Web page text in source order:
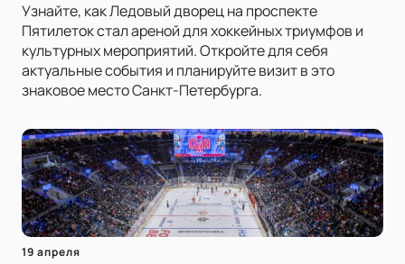
Узнайте, как Ледовый дворец на проспекте
Пятилеток стал ареной для хоккейных триумфов и
культурных мероприятий. Откройте для себя
актуальные события и планируйте визит в это
знаковое место Санкт-Петербурга.
19 апреля